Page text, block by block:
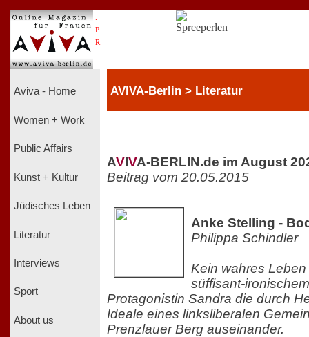
P
R
Aviva - Home
Women + Work
Public Affairs
Kunst + Kultur
Jüdisches Leben
Literatur
Interviews
Sport
About us
AVIVA-Berlin > Literatur
AVIVA-BERLIN.de im August
Beitrag vom 20.05.2015
Anke Stelling -
Philippa Schindler
Kein wahres
süffisant-
Protagonistin Sandra die durch
Ideale eines linksliberalen
Prenzlauer Berg auseinander.